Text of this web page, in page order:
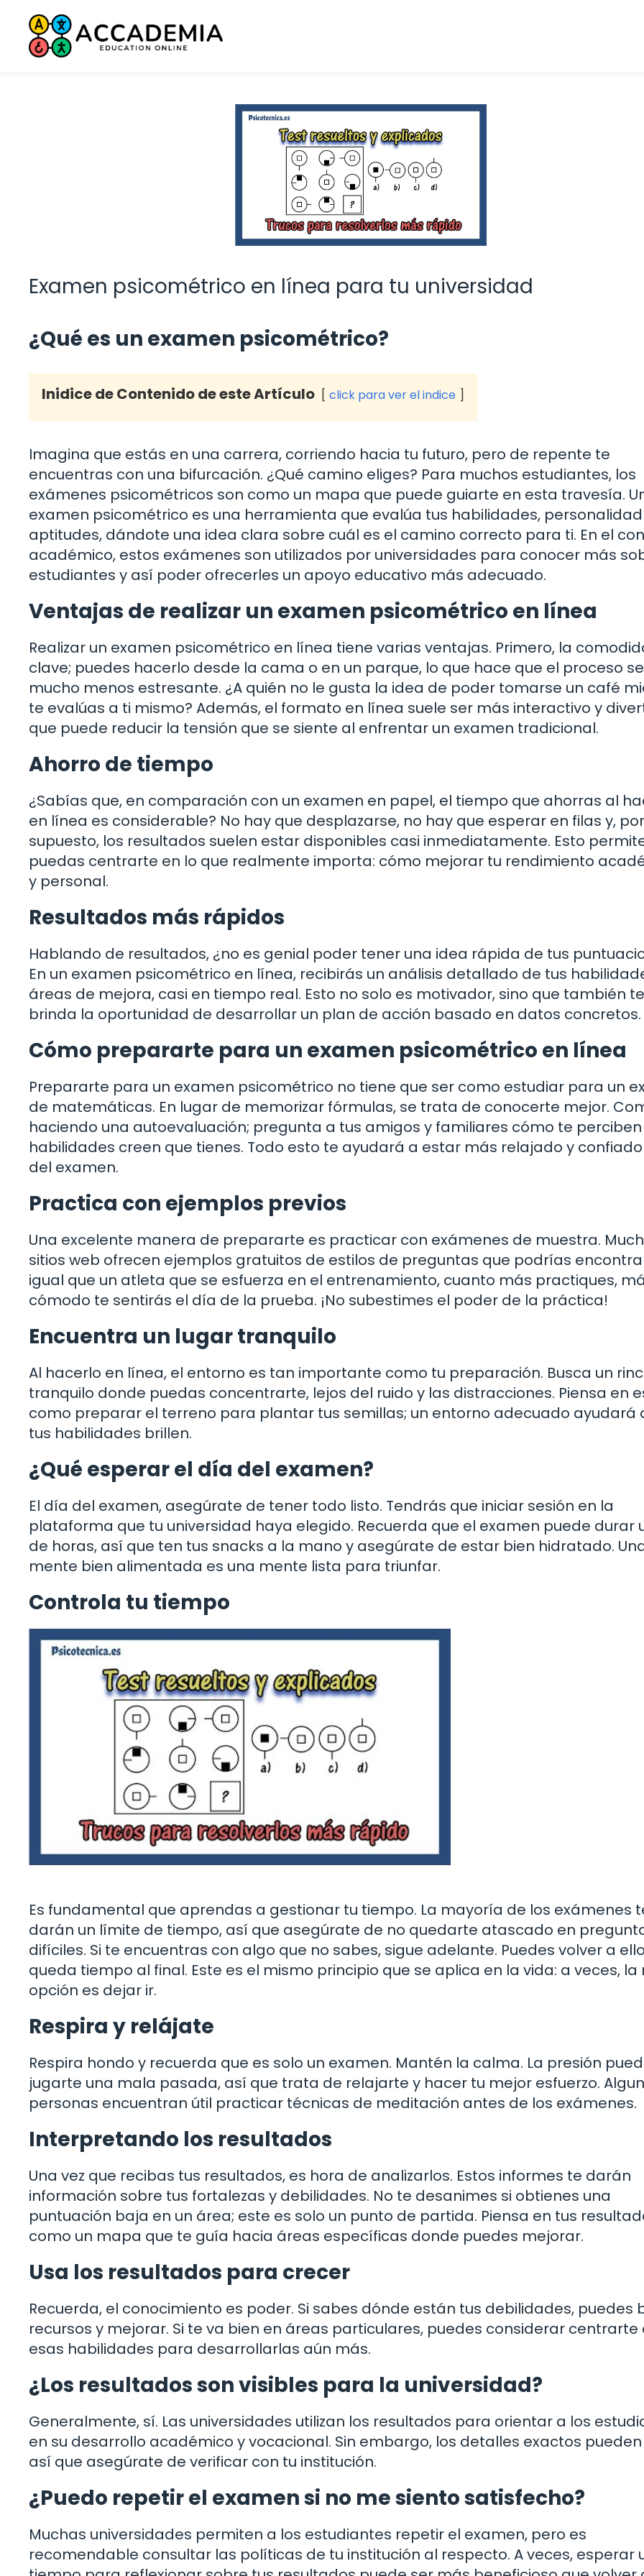
Saltar
contenido
Examen psicométrico en línea para tu universidad
¿Qué es un examen psicométrico?
Inidice de Contenido de este Artículo click para ver el indice
Imagina que estás en una carrera, corriendo hacia tu futuro, pero de repente te
encuentras con una bifurcación. ¿Qué camino eliges? Para muchos estudiantes, los
exámenes psicométricos son como un mapa que puede guiarte en esta travesía.
examen psicométrico es una herramienta que evalúa tus habilidades,
aptitudes, dándote una idea clara sobre cuál es el camino correcto para ti. En el
académico, estos exámenes son utilizados por universidades para conocer más
estudiantes y así poder ofrecerles un apoyo educativo más adecuado.
Ventajas de realizar un examen psicométrico en línea
Realizar un examen psicométrico en línea tiene varias ventajas. Primero, la
clave; puedes hacerlo desde la cama o en un parque, lo que hace que el proceso
mucho menos estresante. ¿A quién no le gusta la idea de poder tomarse un café
te evalúas a ti mismo? Además, el formato en línea suele ser más interactivo y
que puede reducir la tensión que se siente al enfrentar un examen tradicional.
Ahorro de tiempo
¿Sabías que, en comparación con un examen en papel, el tiempo que ahorras al
en línea es considerable? No hay que desplazarse, no hay que esperar en filas y, por
supuesto, los resultados suelen estar disponibles casi inmediatamente. Esto
puedas centrarte en lo que realmente importa: cómo mejorar tu rendimiento
y personal.
Resultados más rápidos
Hablando de resultados, ¿no es genial poder tener una idea rápida de tus
En un examen psicométrico en línea, recibirás un análisis detallado de tus
áreas de mejora, casi en tiempo real. Esto no solo es motivador, sino que también te
brinda la oportunidad de desarrollar un plan de acción basado en datos concretos.
Cómo prepararte para un examen psicométrico en línea
Prepararte para un examen psicométrico no tiene que ser como estudiar para un
de matemáticas. En lugar de memorizar fórmulas, se trata de conocerte mejor.
haciendo una autoevaluación; pregunta a tus amigos y familiares cómo te
habilidades creen que tienes. Todo esto te ayudará a estar más relajado y
del examen.
Practica con ejemplos previos
Una excelente manera de prepararte es practicar con exámenes de muestra.
sitios web ofrecen ejemplos gratuitos de estilos de preguntas que podrías
igual que un atleta que se esfuerza en el entrenamiento, cuanto más practiques,
cómodo te sentirás el día de la prueba. ¡No subestimes el poder de la práctica!
Encuentra un lugar tranquilo
Al hacerlo en línea, el entorno es tan importante como tu preparación. Busca un
tranquilo donde puedas concentrarte, lejos del ruido y las distracciones. Piensa en
como preparar el terreno para plantar tus semillas; un entorno adecuado ayudará
tus habilidades brillen.
¿Qué esperar el día del examen?
El día del examen, asegúrate de tener todo listo. Tendrás que iniciar sesión en la
plataforma que tu universidad haya elegido. Recuerda que el examen puede durar
de horas, así que ten tus snacks a la mano y asegúrate de estar bien hidratado.
mente bien alimentada es una mente lista para triunfar.
Controla tu tiempo
Es fundamental que aprendas a gestionar tu tiempo. La mayoría de los exámenes
darán un límite de tiempo, así que asegúrate de no quedarte atascado en
difíciles. Si te encuentras con algo que no sabes, sigue adelante. Puedes volver a
queda tiempo al final. Este es el mismo principio que se aplica en la vida: a veces, la
opción es dejar ir.
Respira y relájate
Respira hondo y recuerda que es solo un examen. Mantén la calma. La presión
jugarte una mala pasada, así que trata de relajarte y hacer tu mejor esfuerzo.
personas encuentran útil practicar técnicas de meditación antes de los exámenes.
Interpretando los resultados
Una vez que recibas tus resultados, es hora de analizarlos. Estos informes te darán
información sobre tus fortalezas y debilidades. No te desanimes si obtienes una
puntuación baja en un área; este es solo un punto de partida. Piensa en tus
como un mapa que te guía hacia áreas específicas donde puedes mejorar.
Usa los resultados para crecer
Recuerda, el conocimiento es poder. Si sabes dónde están tus debilidades, puedes
recursos y mejorar. Si te va bien en áreas particulares, puedes considerar centrarte
esas habilidades para desarrollarlas aún más.
¿Los resultados son visibles para la universidad?
Generalmente, sí. Las universidades utilizan los resultados para orientar a los
en su desarrollo académico y vocacional. Sin embargo, los detalles exactos
así que asegúrate de verificar con tu institución.
¿Puedo repetir el examen si no me siento satisfecho?
Muchas universidades permiten a los estudiantes repetir el examen, pero es
recomendable consultar las políticas de tu institución al respecto. A veces, esperar